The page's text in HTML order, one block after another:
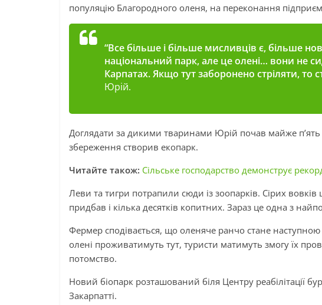
популяцію Благородного оленя, на переконання
“Все більше і більше мисливців є, більше
національний парк, але це олені… вони не
Карпатах. Якщо тут заборонено стріляти, то
Юрій.
Доглядати за дикими тваринами Юрій почав майже п’ять
збереження створив екопарк.
Читайте також: Сільське господарство демонструє
Леви та тигри потрапили сюди із зоопарків. Сірих
придбав і кілька десятків копитних. Зараз це одна з
Фермер сподівається, що оленяче ранчо стане
олені проживатимуть тут, туристи матимуть змогу їх
потомство.
Новий біопарк розташований біля Центру реабілітації
Закарпатті.